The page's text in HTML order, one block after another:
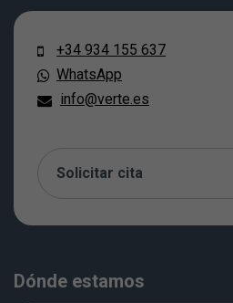
+34 934 155 637
WhatsApp
info@verte.es
Solicitar cita
Dónde estamos